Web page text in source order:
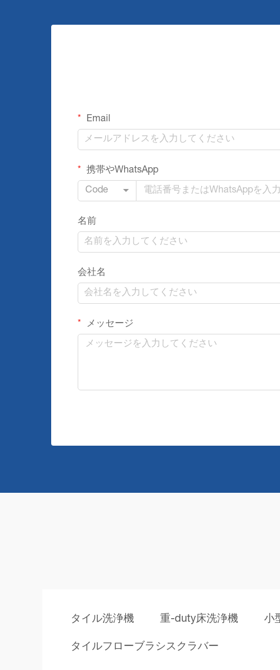
Email
携帯やWhatsApp
Code
名前
会社名
メッセージ
タイル洗浄機 重-duty床洗浄機 小
タイルフローブラシスクラバー